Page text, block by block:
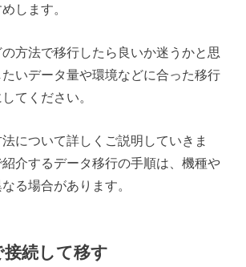
します。
方法で移行したら良いか迷うかと思
いデータ量や環境などに合った移行
てください。
について詳しくご説明していきま
介するデータ移行の手順は、機種や
る場合があります。
続して移す